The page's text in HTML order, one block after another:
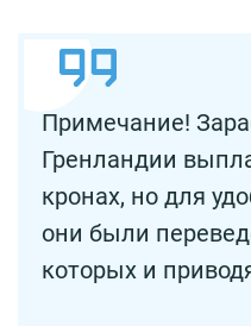
Примечание!
Гренландии
кронах, но для
они были
которых и